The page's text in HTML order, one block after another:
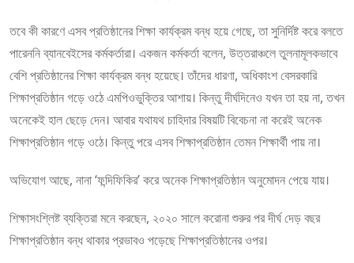
তবে কী কারণে এসব প্রতিষ্ঠানের শিক্ষা কার্যক্রম বন্ধ হয়ে গেছে, তা সুনির্দিষ্ট করে বলতে
পারেননি ব্যানবেইসের কর্মকর্তারা। একজন কর্মকর্তা বলেন, উত্তরাঞ্চলে তুলনামূলকভাবে
বেশি প্রতিষ্ঠানের শিক্ষা কার্যক্রম বন্ধ হয়েছে। তাঁদের ধারণা, অধিকাংশ বেসরকারি
শিক্ষাপ্রতিষ্ঠান গড়ে ওঠে এমপিওভুক্তির আশায়। কিন্তু দীর্ঘদিনেও যখন তা হয় না, তখন
অনেকেই হাল ছেড়ে দেন। আবার যথাযথ চাহিদার বিষয়টি বিবেচনা না করেই অনেক
শিক্ষাপ্রতিষ্ঠান গড়ে ওঠে। কিন্তু পরে এসব শিক্ষাপ্রতিষ্ঠান তেমন শিক্ষার্থী পায় না।
অভিযোগ আছে, নানা ‘ফন্দিফিকির’ করে অনেক শিক্ষাপ্রতিষ্ঠান অনুমোদন পেয়ে যায়।
শিক্ষাসংশ্লিষ্ট ব্যক্তিরা মনে করছেন, ২০২০ সালে করোনা শুরুর পর দীর্ঘ দেড় বছর
শিক্ষাপ্রতিষ্ঠান বন্ধ থাকার প্রভাবও পড়েছে শিক্ষাপ্রতিষ্ঠানের ওপর।